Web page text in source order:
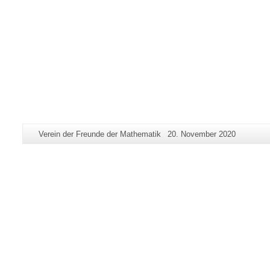
Zusätzliche
Seiten-
Verein der Freunde der Mathematik
Letzte
20. November 2020